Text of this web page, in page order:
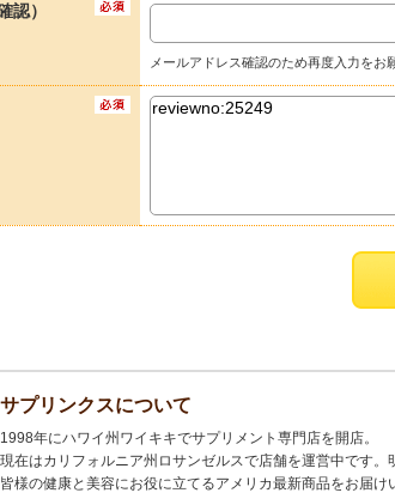
認）
メールアドレス確認のため再度入力をお
サプリンクスについて
1998年にハワイ州ワイキキでサプリメント専門店を開店。
現在はカリフォルニア州ロサンゼルスで店舗を運営中です。
皆様の健康と美容にお役に立てるアメリカ最新商品をお届け